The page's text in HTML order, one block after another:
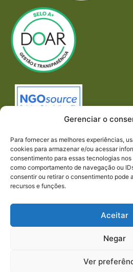
Gerenciar o
Para fornecer as melhores experiências,
cookies para armazenar e/ou acessar
consentimento para essas tecnologias
como comportamento de navegação ou
consentir ou retirar o consentimento pode
recursos e funções.
Aceitar
Negar
Ver
REDES